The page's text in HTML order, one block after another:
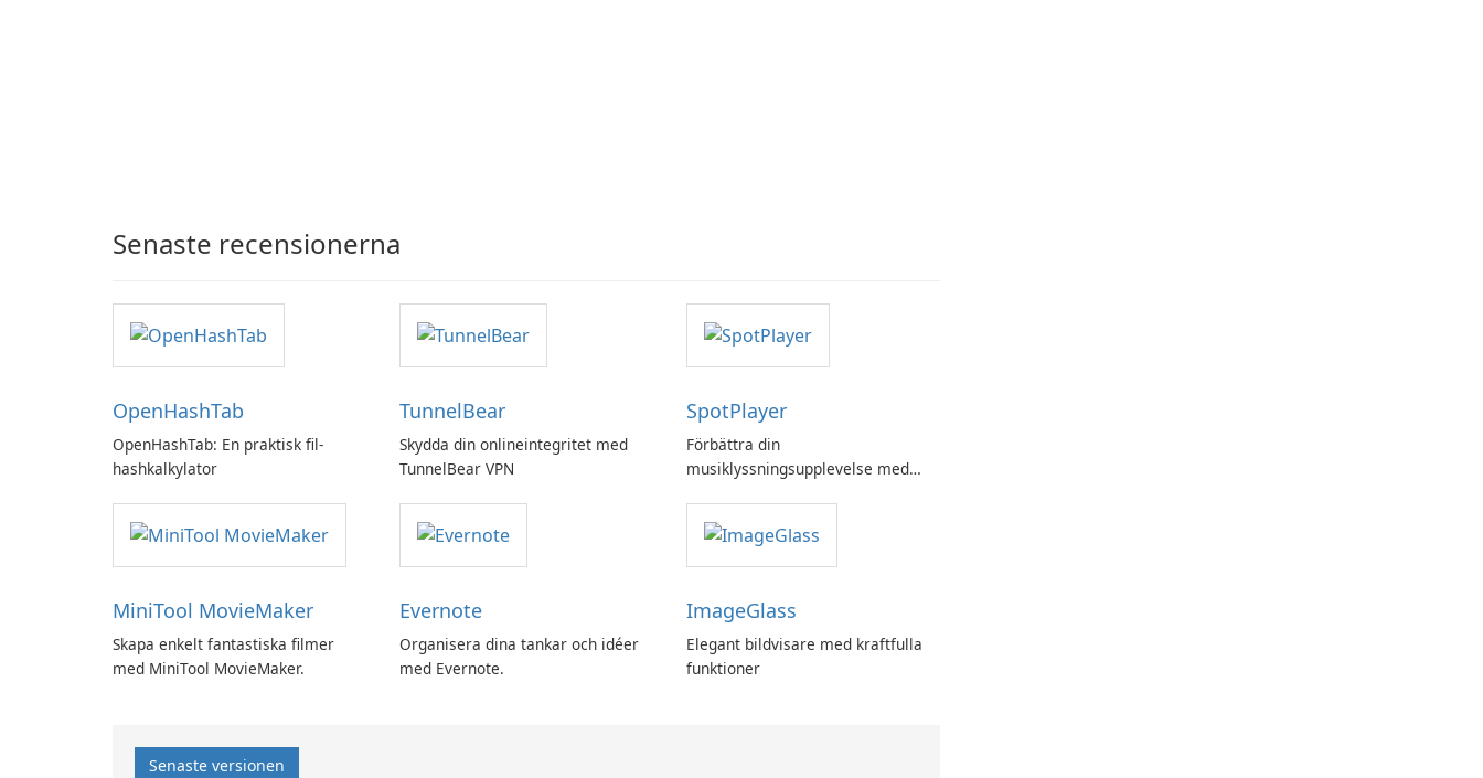
Senaste recensionerna
OpenHashTab
OpenHashTab: En praktisk fil-
hashkalkylator
TunnelBear
Skydda din onlineintegritet med
TunnelBear VPN
SpotPlayer
Förbättra din
musiklyssningsupplevelse med
MiniTool MovieMaker
Skapa enkelt fantastiska filmer
med MiniTool MovieMaker.
Evernote
Organisera dina tankar och idéer
med Evernote.
ImageGlass
Elegant bildvisare med kraftfulla
funktioner
Senaste versionen